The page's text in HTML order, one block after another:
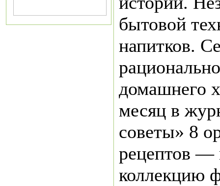
бытовой
напитков.
домашнего
месяц в
советы» 8
рецептов
коллекцию